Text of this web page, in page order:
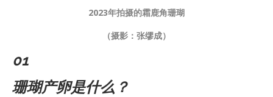
2023年拍摄的霜鹿角珊瑚
（摄影：张缪成）
01
珊瑚产卵是什么？